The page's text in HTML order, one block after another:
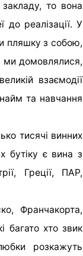
то вона
реалізації. У
пляшку з собою,
ми домовлялися,
взаємодії
та навчання
тисячі винних
бутіку є вина з
Греції, ПАР,
Франчакорта,
багато хто звик
розкажуть